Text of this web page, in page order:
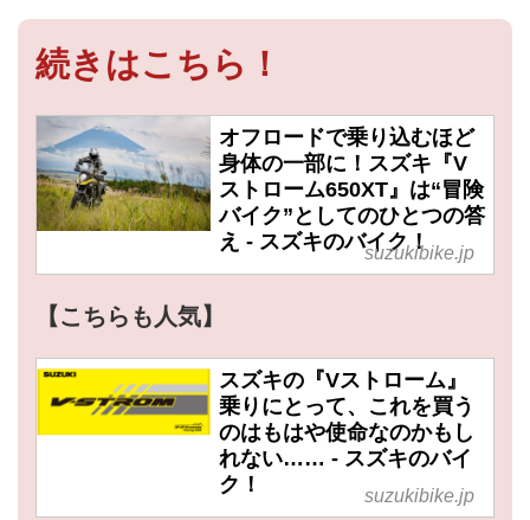
続きはこちら！
オフロードで乗り込むほど
身体の一部に！スズキ『V
ストローム650XT』は“冒険
バイク”としてのひとつの答
え - スズキのバイク！
suzukibike.jp
【こちらも人気】
スズキの『Vストローム』
乗りにとって、これを買う
のはもはや使命なのかもし
れない…… - スズキのバイ
ク！
suzukibike.jp